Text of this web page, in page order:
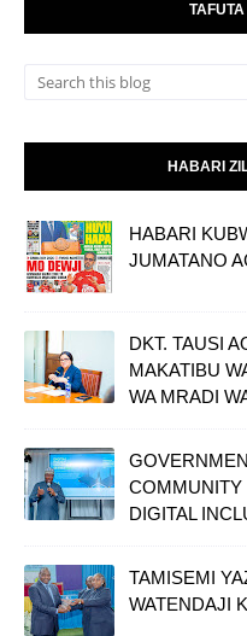
HABARI
HABARI
JUMATANO
DKT. TAUSI
MAKATIBU
WA MRADI
COMMUNITY
DIGITAL
TAMISEMI
WATENDAJI